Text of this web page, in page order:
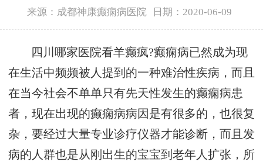
来源：成都神康癫痫病医院 日期：2020-06-09
四川哪家医院看羊癫疯?癫痫病已然成为现
在生活中频频被人提到的一种难治性疾病，而且
在当今社会不单单只有先天性发生的癫痫病患
者，现在出现的癫痫病病因是有很多的，也很复
杂，要经过大量专业诊疗仪器才能诊断，而且发
病的人群也是从刚出生的宝宝到老年人扩张，所